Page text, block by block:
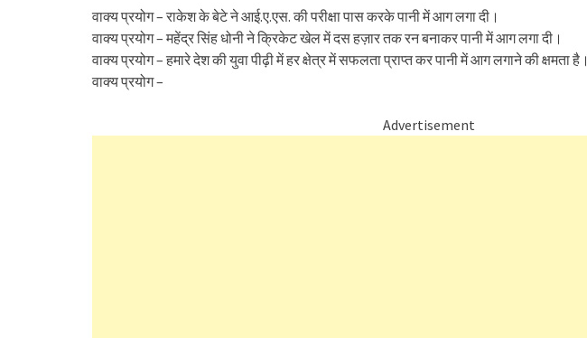
वाक्य प्रयोग – राकेश के बेटे ने आई.ए.एस. की परीक्षा पास करके पानी में आग लगा दी।
वाक्य प्रयोग – महेंद्र सिंह धोनी ने क्रिकेट खेल में दस हज़ार तक रन बनाकर पानी में आग लगा दी।
वाक्य प्रयोग – हमारे देश की युवा पीढ़ी में हर क्षेत्र में सफलता प्राप्त कर पानी में आग लगाने की क्षमता है।
वाक्य प्रयोग –
Advertisement